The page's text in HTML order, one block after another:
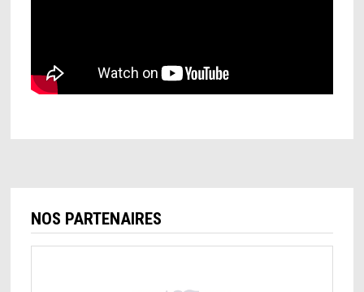
NOS PARTENAIRES